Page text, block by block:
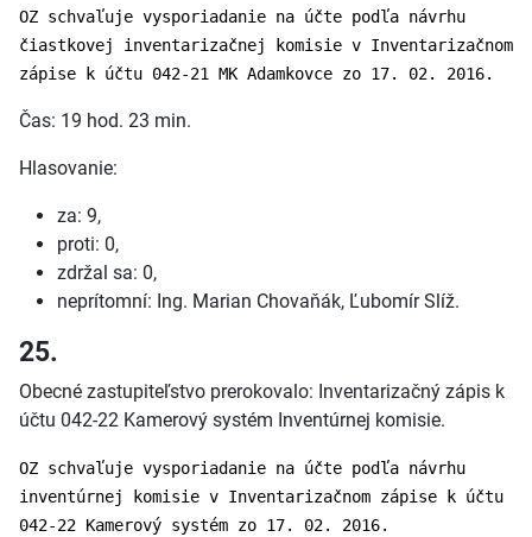
OZ schvaľuje vysporiadanie na účte podľa návrhu
čiastkovej inventarizačnej komisie v Inventarizačnom
zápise k účtu 042-21 MK Adamkovce zo 17. 02. 2016.
Čas: 19 hod. 23 min.
Hlasovanie:
za: 9,
proti: 0,
zdržal sa: 0,
neprítomní: Ing. Marian Chovaňák, Ľubomír Slíž.
25.
Obecné zastupiteľstvo prerokovalo: Inventarizačný zápis k
účtu 042-22 Kamerový systém Inventúrnej komisie.
OZ schvaľuje vysporiadanie na účte podľa návrhu
inventúrnej komisie v Inventarizačnom zápise k účtu
042-22 Kamerový systém zo 17. 02. 2016.